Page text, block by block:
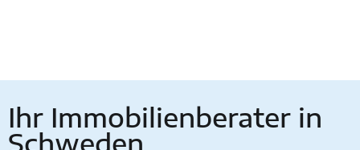
Ihr Immobilienberater in
Schweden